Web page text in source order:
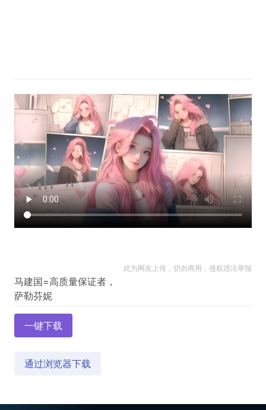
此为网友上传，切勿商用，侵权违法举报
马建国=高质量保证者，
一键下载
通过浏览器下载